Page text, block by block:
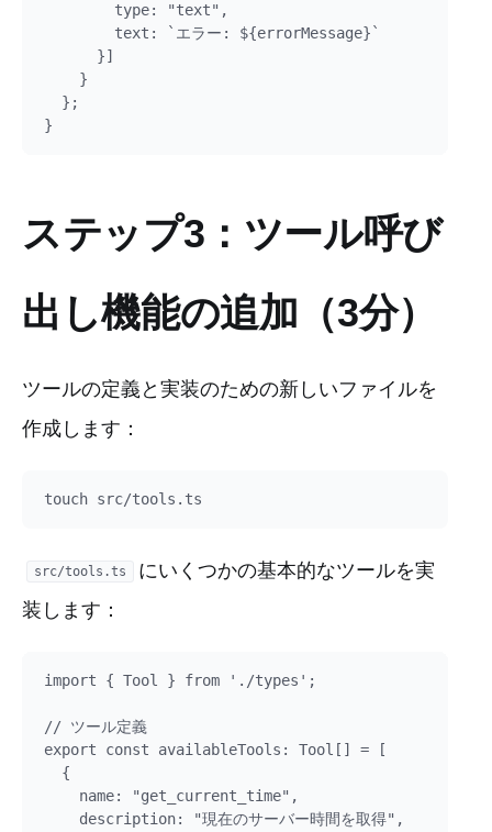
        type: "text",
        text: `エラー: ${errorMessage}`
      }]
    }
  };
ステップ3：ツール呼び
出し機能の追加（3分）
ツールの定義と実装のための新しいファイルを
作成します：
src/tools.ts
にいくつかの基本的なツールを実
装します：
import { Tool } from './types';
// ツール定義
export const availableTools: Tool[] = [
  {
    name: "get_current_time",
    description: "現在のサーバー時間を取得",